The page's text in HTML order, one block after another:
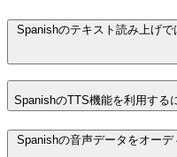
Spanishのテキスト読み上げ
SpanishのTTS機能を利用する
Spanishの音声データをオー